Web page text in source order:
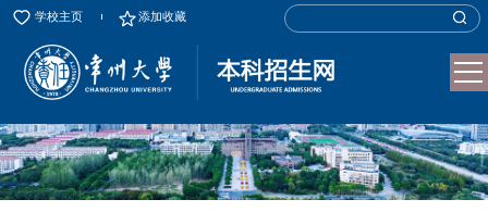
学校主页 添加收藏